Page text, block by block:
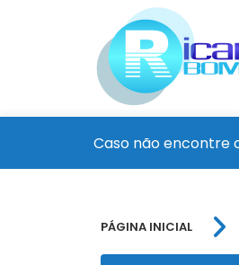
Caso não encontre
PÁGINA INICIAL